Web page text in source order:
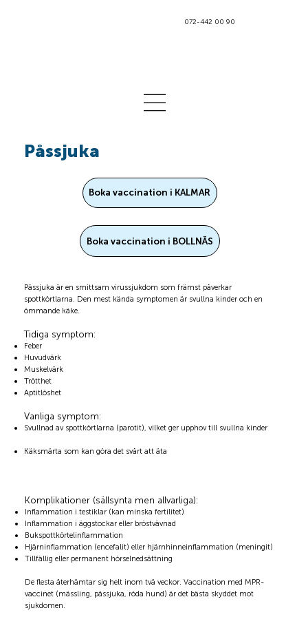
072-442 00 90
Påssjuka
Boka vaccination i KALMAR
Boka vaccination i BOLLNÄS
Påssjuka är en smittsam virussjukdom som främst påverkar
spottkörtlarna. Den mest kända symptomen är svullna kinder och en
ömmande käke.
Tidiga symptom:
Feber
Huvudvärk
Muskelvärk
Trötthet
Aptitlöshet
Vanliga symptom:
Svullnad av spottkörtlarna (parotit), vilket ger upphov till svullna kinder
Käksmärta som kan göra det svårt att äta
Komplikationer (sällsynta men allvarliga):
Inflammation i testiklar (kan minska fertilitet)
Inflammation i äggstockar eller bröstvävnad
Bukspottkörtelinflammation
Hjärninflammation (encefalit) eller hjärnhinneinflammation (meningit)
Tillfällig eller permanent hörselnedsättning
De flesta återhämtar sig helt inom två veckor. Vaccination med MPR-
vaccinet (mässling, påssjuka, röda hund) är det bästa skyddet mot
sjukdomen.